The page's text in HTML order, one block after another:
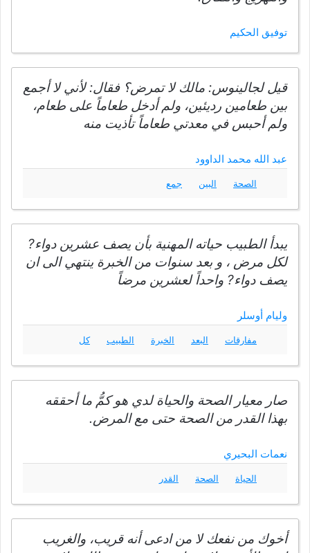
توفيق الحكيم
قيل لجالينوس: مالك لا تمرض؟ فقال: لأني لا أجمع
بين طعامين رديئين، ولم أدخل طعاماً على طعام،
ولم أحبس في معدتي طعاماً تأذيت منه
عبد الله محمد الداوود
الصحة البين جمع
يبدأ الطبيب حياته المهنية بأن يصف عشرين دواء?
لكل مرض ، و بعد سنوات من الخبرة ينتهي الى ان
يصف دواء? واحداً لعشرين مرضاً
وليام أوسلر
مفارقات البعد الخبرة الطبيب كل
صار معيار الصحة والحياة لدي هو كمُّ ما أحققه
بهذا القدر من الصحة حتى مع المرض.
نعمات البحيري
الحياة الصحة القدر
أخوك من نفعك لا من ادعى أنه قريب، والغريب